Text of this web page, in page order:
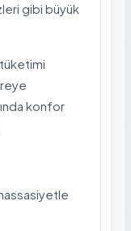
gibi büyük
konfor